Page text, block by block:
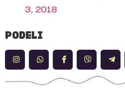
3, 2018
PODELI